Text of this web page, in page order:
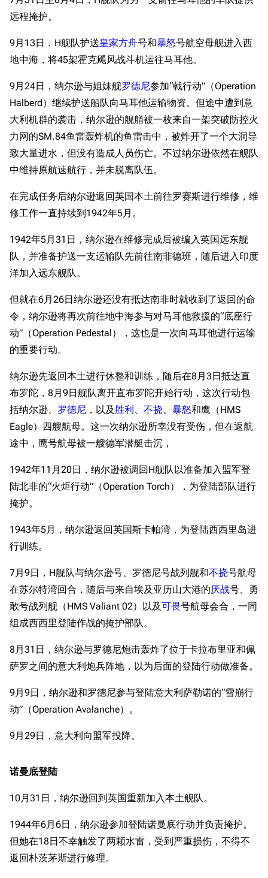
1696 6687 11.9万
舰R百科
导航
首页
新文件
新页面
帮助
游戏系统
新手入门
经验计算
远征
任务
舰娘获得方式
换装
深海舰队
远程掩护。
9月13日，H舰队护送皇家方舟号和暴怒号航空母舰进入西
地中海，将45架霍克飓风战斗机运往马耳他。
9月24日，纳尔逊与姐妹舰罗德尼参加“戟行动”（Operation
Halberd）继续护送船队向马耳他运输物资。但途中遭到意
大利机群的袭击，纳尔逊的舰艏被一枚来自一架突破防控火
力网的SM.84鱼雷轰炸机的鱼雷击中，被炸开了一个大洞导
致大量进水，但没有造成人员伤亡。不过纳尔逊依然在舰队
中维持原航速航行，并未脱离队伍。
在完成任务后纳尔逊返回英国本土前往罗赛斯进行维修，维
修工作一直持续到1942年5月。
1942年5月31日，纳尔逊在维修完成后被编入英国远东舰
队，并准备护送一支运输队先前往南非德班，随后进入印度
洋加入远东舰队。
但就在6月26日纳尔逊还没有抵达南非时就收到了返回的命
令，纳尔逊将再次前往地中海参与对马耳他救援的“底座行
动”（Operation Pedestal），这也是一次向马耳他进行运输
的重要行动。
纳尔逊先返回本土进行休整和训练，随后在8月3日抵达直
布罗陀，8月9日舰队离开直布罗陀开始行动，这次行动包
括纳尔逊、 罗德尼 ，以及 胜利、 不挠、 暴怒和鹰（HMS
Eagle）四艘航母。这一次纳尔逊所幸没有受伤，但在返航
途中，鹰号航母被一艘德军潜艇击沉，
1942年11月20日，纳尔逊被调回H舰队以准备加入盟军登
陆北非的“火炬行动”（Operation Torch），为登陆部队进行
掩护。
1943年5月，纳尔逊返回英国斯卡帕湾，为登陆西西里岛进
行训练。
7月9日，H舰队与纳尔逊号、罗德尼号战列舰和不挠号航母
在苏尔特湾回合，随后与来自埃及亚历山大港的厌战号、勇
敢号战列舰（HMS Valiant 02）以及可畏号航母会合，一同
组成西西里登陆作战的掩护部队。
8月31日，纳尔逊与罗德尼炮击轰炸了位于卡拉布里亚和佩
萨罗之间的意大利炮兵阵地，以为后面的登陆行动做准备。
9月9日，纳尔逊和罗德尼参与登陆意大利萨勒诺的“雪崩行
动”（Operation Avalanche）。
9月29日，意大利向盟军投降。
诺曼底登陆
10月31日，纳尔逊回到英国重新加入本土舰队。
1944年6月6日，纳尔逊参加登陆诺曼底行动并负责掩护。
但她在18日不幸触发了两颗水雷，受到严重损伤，不得不
返回朴茨茅斯进行修理。